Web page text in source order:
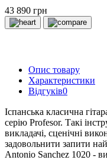
43 890 грн
Опис товару
Характеристики
Відгуків0
Іспанська класична
серію Profesor. Такі
викладачі, сценічні
задовольнити запити
Antonio Sanchez 1020 -